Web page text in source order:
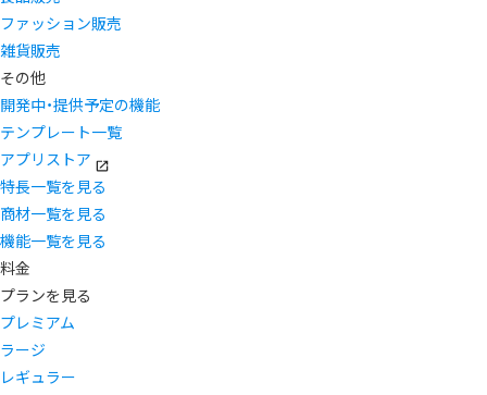
ファッション販売
雑貨販売
その他
開発中・提供予定の機能
テンプレート一覧
アプリストア
特長一覧を見る
商材一覧を見る
機能一覧を見る
料金
プランを見る
プレミアム
ラージ
レギュラー